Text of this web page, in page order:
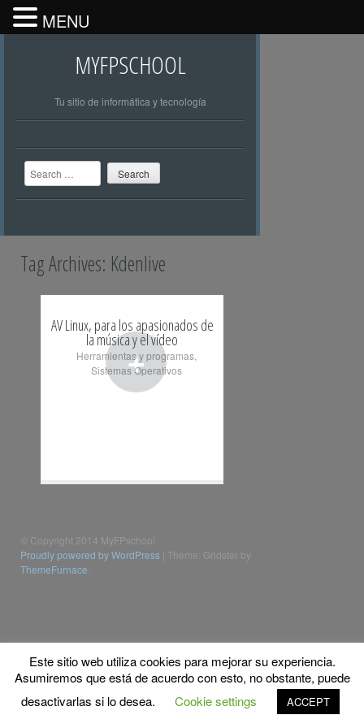
MYFPSCHOOL
Tu sitio de informática y tecnología
Search
Tag Archives: Kdenlive
+
AV Linux, para los apasionados de
la música y el vídeo
Herramientas y programas,
Sistemas Operativos
© Copyright 2014 MyFPschool
Proudly powered by WordPress Theme: Gridster by
ThemeFurnace
Este sitio web utiliza cookies para mejorar su experiencia.
Asumiremos que está de acuerdo con esto, no obstante, puede
desactivarlas si lo desea.
Cookie settings ACCEPT
MENU